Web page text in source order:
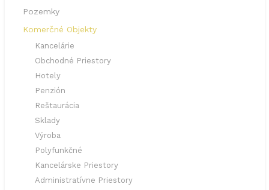
Pozemky
Komerčné Objekty
Kancelárie
Obchodné Priestory
Hotely
Penzión
Reštaurácia
Sklady
Výroba
Polyfunkčné
Kancelárske Priestory
Administratívne Priestory